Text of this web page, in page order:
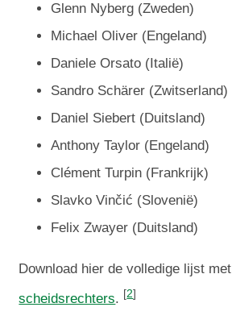
Glenn Nyberg (Zweden)
Michael Oliver (Engeland)
Daniele Orsato (Italië)
Sandro Schärer (Zwitserland)
Daniel Siebert (Duitsland)
Anthony Taylor (Engeland)
Clément Turpin (Frankrijk)
Slavko Vinčić (Slovenië)
Felix Zwayer (Duitsland)
Download hier de volledige lijst met
scheidsrechters. [2]